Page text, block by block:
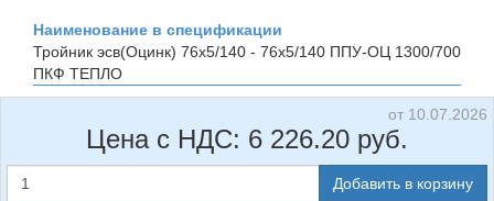
Наименование в спецификации
Тройник эсв(Оцинк) 76х5/140 - 76х5/140 ППУ-ОЦ 1300/700
ПКФ ТЕПЛО
от 10.07.2026
Цена с НДС: 6 226.20 руб.
Добавить в корзину